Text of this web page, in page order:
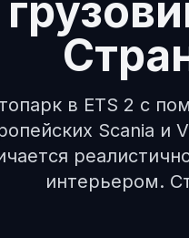
в ETS 2 с
Scania
интерьером.